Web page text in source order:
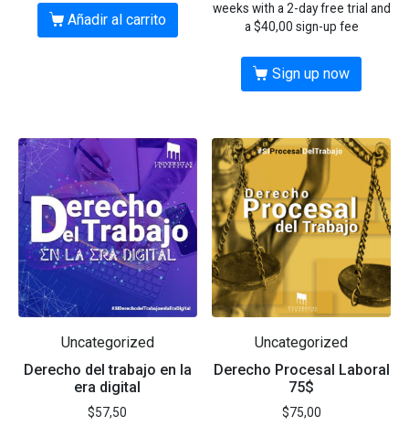
Añadir al carrito
weeks with a 2-day free trial and
a$40,00 sign-up fee
Sign up now
Uncategorized
Derecho del trabajo en la
era digital
$57,50
Uncategorized
Derecho Procesal Laboral
75$
$75,00